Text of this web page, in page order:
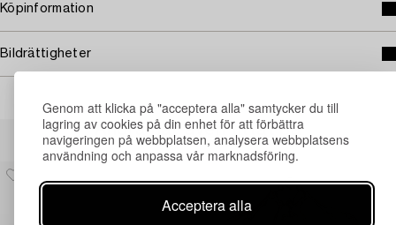
Genom att klicka på "acceptera alla" samtycker du till
lagring av cookies på din enhet för att förbättra
navigeringen på webbplatsen, analysera webbplatsens
användning och anpassa vår marknadsföring.
Acceptera alla
Köpinformation
Bildrättigheter
Andra har även tittat på